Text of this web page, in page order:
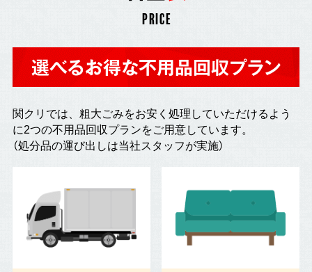
PRICE
選べるお得な不用品回収プラン
関クリでは、粗大ごみをお安く処理していただけるよう
に2つの不用品回収プランをご用意しています。
（処分品の運び出しは当社スタッフが実施）